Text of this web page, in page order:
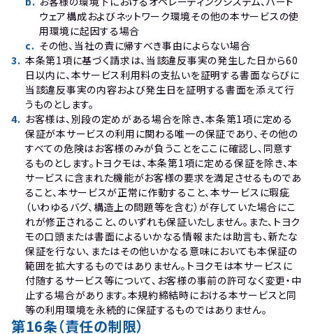
ウェア構成およびネットワーク環境その他の本サービスの使
用環境に起因する場合
c. その他、当社の責に帰すべき事由によらない場合
3. 本条第1項に基づく請求は、当該違反事実の発生した日から60
日以内に、本サービス利用料の支払いを証明する書面ならびに
当該違反事実の内容および発生日を証明する書面を添えて行
うものとします。
4. お客様は、別段の定めがある場合を除き、本条第1項に定める
保証が本サービスの利用に関わる唯一の保証であり、その他の
すべての危険はお客様のみが負うことをここに確認し、同意す
るものとします。トヨクモは、本条第1項に定める保証を除き、本
サービスに含まれた機能がお客様の要求を満足させるものであ
ること、本サービスが正常に作動すること、本サービスに瑕疵
（いわゆるバグ、構造上の問題等を含む）が存していた場合にこ
れが修正されること、のいずれも保証いたしません。また、トヨク
モの口頭または書面によるいかなる情報または助言も、新たな
保証を行ない、またはその他いかなる意味においても本保証の
範囲を拡大するものではありません。トヨクモは本サービスに
付随するサービス等について、お客様の事前の許可なく変更・中
止する場合があります。本規約締結時における本サービスと同
等の利用環境を永続的に保証するものではありません。
第16条（責任の制限）